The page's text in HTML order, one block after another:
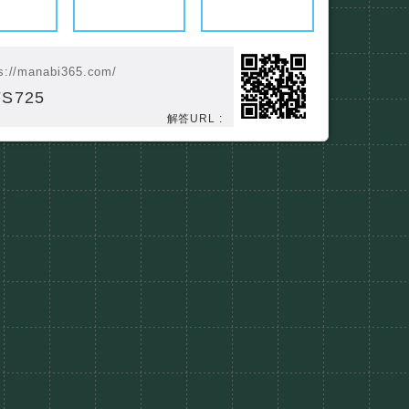
manabi365.com/
解答URL :